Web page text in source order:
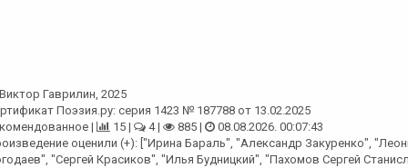
Виктор Гаврилин, 2025
Поэзия.ру: серия 1423 № 187788 от 13.02.2025
|
15 | 4 | 885 |
08.08.2026. 00:07:43
оценили (+): ["Ирина Бараль", "Александр Закуренко",
"Сергей Красиков", "Илья Будницкий", "Пахомов Сергей